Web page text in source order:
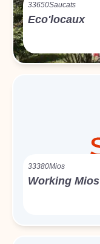
33650Saucats
Eco'locaux
33380Mios
Working Mios